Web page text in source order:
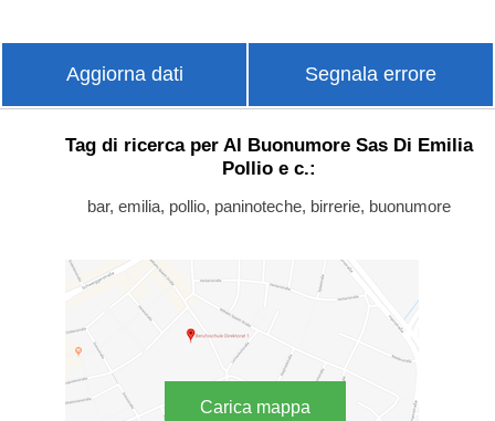
Aggiorna dati Segnala errore
Tag di ricerca per Al Buonumore Sas Di Emilia
Pollio e c.:
bar, emilia, pollio, paninoteche, birrerie, buonumore
Carica mappa